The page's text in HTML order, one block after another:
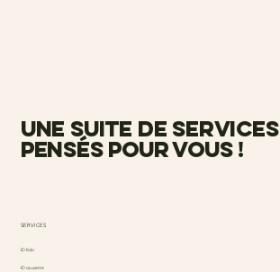
une suite de services
pensés pour vous !
SERVICES
ID Kdo
ID causette